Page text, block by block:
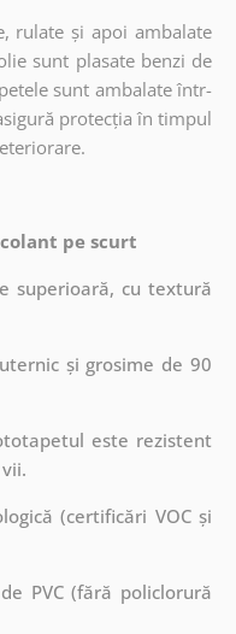
rulate și apoi ambalate
sunt plasate benzi de
sunt ambalate într-
protecția în timpul
pe scurt
superioară, cu textură
și grosime de 90
este rezistent
(certificări VOC și
PVC (fără policlorură